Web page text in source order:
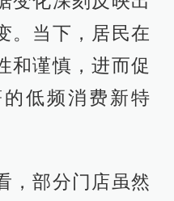
。当下，居民在
和谨慎，进而促
低频消费新特
，部分门店虽然